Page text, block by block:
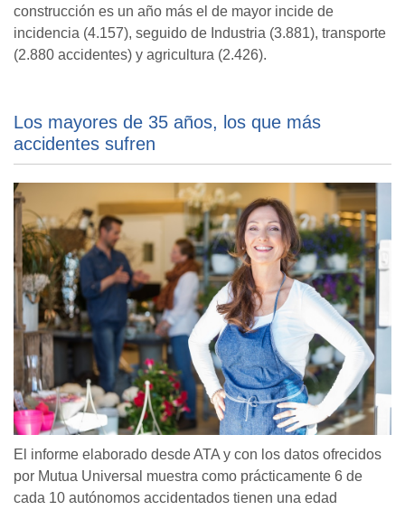
construcción es un año más el de mayor incide de
incidencia (4.157), seguido de Industria (3.881), transporte
(2.880 accidentes) y agricultura (2.426).
Los mayores de 35 años, los que más
accidentes sufren
El informe elaborado desde ATA y con los datos ofrecidos
por Mutua Universal muestra como prácticamente 6 de
cada 10 autónomos accidentados tienen una edad